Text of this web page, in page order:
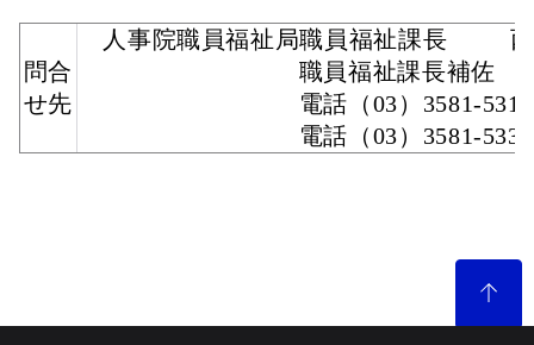
問合
せ先
人事院職員福祉局職員福祉課長
職員福祉課長補佐 酒
電話（03）3581-5311（
電話（03）3581-5336（